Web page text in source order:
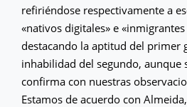
refiriéndose respectivamente a
«nativos digitales» e
destacando la aptitud del primer
inhabilidad del segundo, aunque
confirma con nuestras
Estamos de acuerdo con